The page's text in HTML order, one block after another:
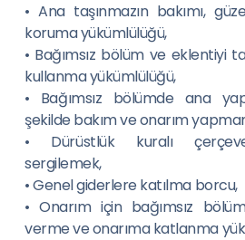
• Ana taşınmazın bakımı,
koruma yükümlülüğü,
• Bağımsız bölüm ve eklentiyi
kullanma yükümlülüğü,
• Bağımsız bölümde ana
şekilde bakım ve onarım
• Dürüstlük kuralı
sergilemek,
• Genel giderlere katılma borcu,
• Onarım için bağımsız
verme ve onarıma katlanma